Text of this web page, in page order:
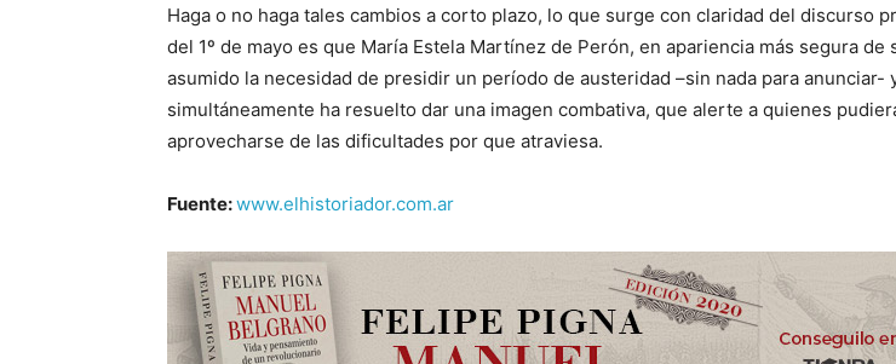
Haga o no haga tales cambios a corto plazo, lo que surge con claridad del discurso
del 1º de mayo es que María Estela Martínez de Perón, en apariencia más segura de
asumido la necesidad de presidir un período de austeridad –sin nada para anunciar-
simultáneamente ha resuelto dar una imagen combativa, que alerte a quienes
aprovecharse de las dificultades por que atraviesa.
Fuente:www.elhistoriador.com.ar